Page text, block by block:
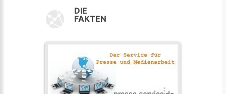
DIE
FAKTEN